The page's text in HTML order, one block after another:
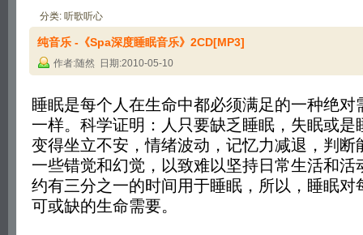
分类: 听歌听心
纯音乐 -《Spa深度睡眠音乐》2CD[MP3]
作者:随然 日期:2010-05-10
睡眠是每个人在生命中都必须满足的一种绝对
一样。科学证明：人只要缺乏睡眠，失眠或是
变得坐立不安，情绪波动，记忆力减退，判断
一些错觉和幻觉，以致难以坚持日常生活和活
约有三分之一的时间用于睡眠，所以，睡眠对
可或缺的生命需要。